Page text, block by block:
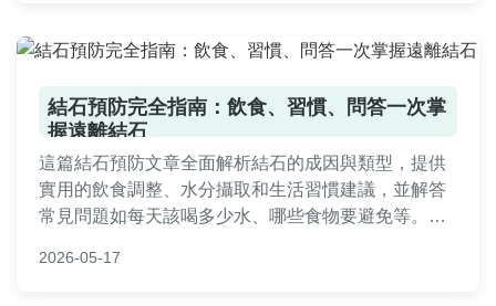
結石預防完全指南：飲食、習慣、問答一次掌
握遠離結石
這篇結石預防文章全面解析結石的成因與類型，提供
實用的飲食調整、水分攝取和生活習慣建議，並解答
常見問題如每天該喝多少水、哪些食物要避免等。內
結石風險，適合所有關心健康的讀者參考。全文深入
2026-05-17